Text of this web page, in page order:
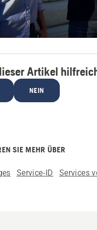
Artikel
NEIN
SIE MEHR ÜBER
Service-ID Services